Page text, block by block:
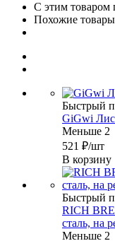
С этим товаром
Похожие товары
Быстрый
GiGwi
Меньше 2
521 ₽/шт
В корзину
Быстрый
RICH
сталь, на
Меньше 2